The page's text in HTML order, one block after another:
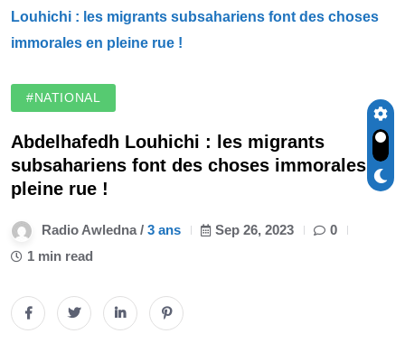
Louhichi : les migrants subsahariens font des choses
immorales en pleine rue !
#NATIONAL
Abdelhafedh Louhichi : les migrants
subsahariens font des choses immorales en
pleine rue !
Radio Awledna / 3 ans Sep 26, 2023
0
1 min read